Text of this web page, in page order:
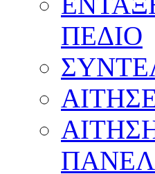
ΠΕΔΙΟ